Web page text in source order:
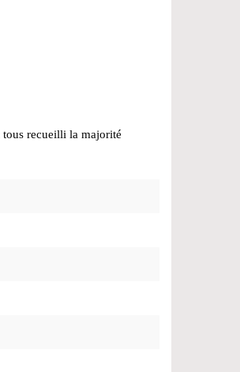
tous recueilli la majorité